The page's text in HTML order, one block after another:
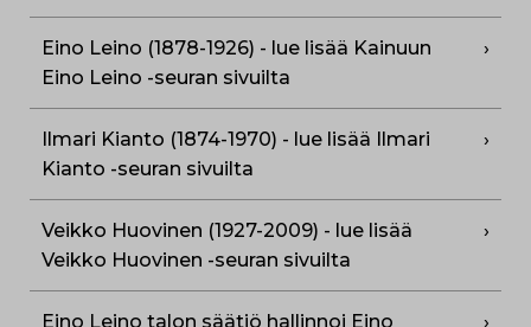
Eino Leino (1878-1926) - lue lisää Kainuun
Eino Leino -seuran sivuilta
Ilmari Kianto (1874-1970) - lue lisää Ilmari
Kianto -seuran sivuilta
Veikko Huovinen (1927-2009) - lue lisää
Veikko Huovinen -seuran sivuilta
Eino Leino talon säätiö hallinnoi Eino